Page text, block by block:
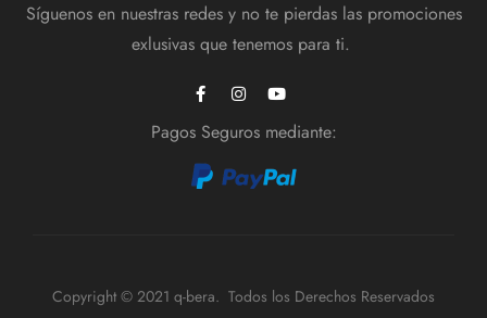
Síguenos en nuestras redes y no te pierdas las promociones
exlusivas que tenemos para ti.
Pagos Seguros mediante:
Copyright © 2021 q-bera. Todos los Derechos Reservados